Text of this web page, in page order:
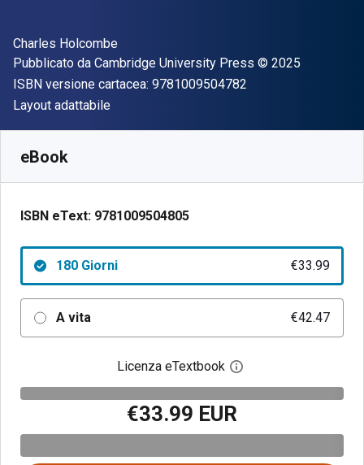
Autore(i)
Charles Holcombe
Editore
Pubblicato da Cambridge University Press Copyright
© 2025
ISBN versione cartacea: 9781009504782
Formato
Layout adattabile
eBook
ISBN eText: 9781009504805
180 Giorni €33.99
A vita €42.47
Licenza eTextbook Apri la finestra di
€33.99 EUR